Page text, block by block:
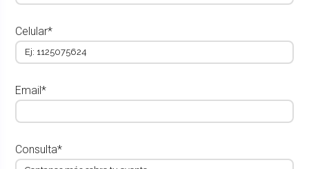
Celular*
Email*
Consulta*